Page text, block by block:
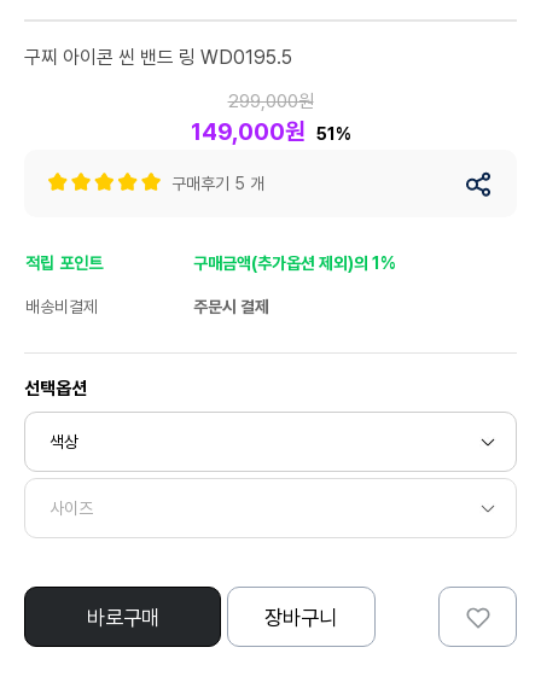
구찌 아이콘 씬 밴드 링 WD0195.5
299,000원
149,000원 51%
구매후기 5 개
적립 포인트 구매금액(추가옵션 제외)의 1%
배송비결제 주문시 결제
선택옵션
바로구매 장바구니